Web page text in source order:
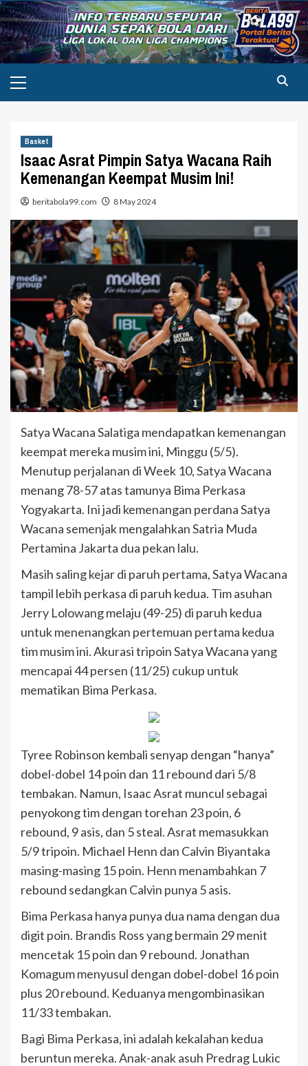
Skip
to
content
Menu
Basket
Isaac Asrat Pimpin Satya Wacana Raih
Kemenangan Keempat Musim Ini!
beritabola99.com 8 May 2024
Satya Wacana Salatiga mendapatkan kemenangan
keempat mereka musim ini, Minggu (5/5).
Menutup perjalanan di Week 10, Satya Wacana
menang 78-57 atas tamunya Bima Perkasa
Yogyakarta. Ini jadi kemenangan perdana Satya
Wacana semenjak mengalahkan Satria Muda
Pertamina Jakarta dua pekan lalu.
Masih saling kejar di paruh pertama, Satya Wacana
tampil lebih perkasa di paruh kedua. Tim asuhan
Jerry Lolowang melaju (49-25) di paruh kedua
untuk menenangkan pertemuan pertama kedua
tim musim ini. Akurasi tripoin Satya Wacana yang
mencapai 44 persen (11/25) cukup untuk
mematikan Bima Perkasa.
Tyree Robinson kembali senyap dengan “hanya”
dobel-dobel 14 poin dan 11 rebound dari 5/8
tembakan. Namun, Isaac Asrat muncul sebagai
penyokong tim dengan torehan 23 poin, 6
rebound, 9 asis, dan 5 steal. Asrat memasukkan
5/9 tripoin. Michael Henn dan Calvin Biyantaka
masing-masing 15 poin. Henn menambahkan 7
rebound sedangkan Calvin punya 5 asis.
Bima Perkasa hanya punya dua nama dengan dua
digit poin. Brandis Ross yang bermain 29 menit
mencetak 15 poin dan 9 rebound. Jonathan
Komagum menyusul dengan dobel-dobel 16 poin
plus 20 rebound. Keduanya mengombinasikan
11/33 tembakan.
Bagi Bima Perkasa, ini adalah kekalahan kedua
beruntun mereka. Anak-anak asuh Predrag Lukic